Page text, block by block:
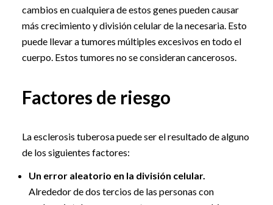
cambios en cualquiera de estos genes pueden causar
más crecimiento y división celular de la necesaria. Esto
puede llevar a tumores múltiples excesivos en todo el
cuerpo. Estos tumores no se consideran cancerosos.
Factores de riesgo
La esclerosis tuberosa puede ser el resultado de alguno
de los siguientes factores:
Un error aleatorio en la división celular.
Alrededor de dos tercios de las personas con